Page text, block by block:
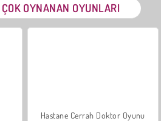
OYNANAN OYUNLARI
Hastane Cerrah Doktor Oyunu